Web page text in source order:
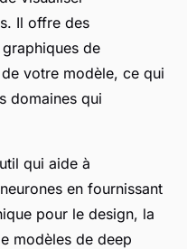
Il offre des
de
votre modèle, ce qui
domaines qui
qui aide à
en fournissant
pour le design, la
modèles de deep